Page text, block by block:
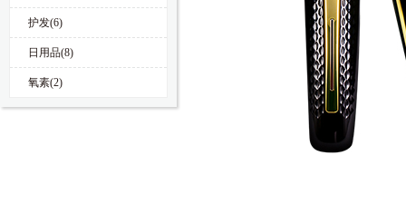
护发(6)
日用品(8)
氧素(2)